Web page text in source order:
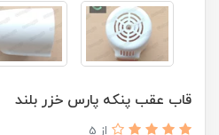
قاب عقب پنکه پارس خزر بلند
از 5